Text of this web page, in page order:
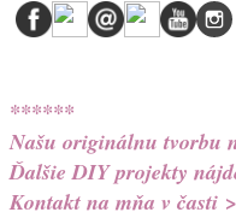
******
Našu originálnu tvorbu
Ďalšie DIY projekty
Kontakt na mňa v časti